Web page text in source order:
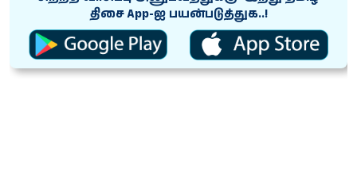
திசை App-ஐ பயன்படுத்துக..!